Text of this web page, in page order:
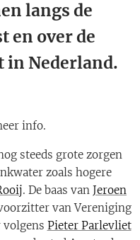
langs de
en over de
Nederland.
info.
steeds grote zorgen
zoals hogere
. De baas van Jeroen
van Vereniging
Pieter Parlevliet